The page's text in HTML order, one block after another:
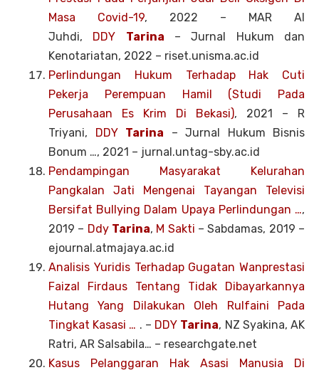
Masa Covid-19, 2022 – MAR Al
Juhdi, DDY Tarina – Jurnal Hukum dan
Kenotariatan, 2022 – riset.unisma.ac.id
Perlindungan Hukum Terhadap Hak Cuti
Pekerja Perempuan Hamil (Studi Pada
Perusahaan Es Krim Di Bekasi), 2021 – R
Triyani, DDY Tarina – Jurnal Hukum Bisnis
Bonum …, 2021 – jurnal.untag-sby.ac.id
Pendampingan Masyarakat Kelurahan
Pangkalan Jati Mengenai Tayangan Televisi
Bersifat Bullying Dalam Upaya Perlindungan …,
2019 – Ddy Tarina, M Sakti – Sabdamas, 2019 –
ejournal.atmajaya.ac.id
Analisis Yuridis Terhadap Gugatan Wanprestasi
Faizal Firdaus Tentang Tidak Dibayarkannya
Hutang Yang Dilakukan Oleh Rulfaini Pada
Tingkat Kasasi … . – DDY Tarina, NZ Syakina, AK
Ratri, AR Salsabila… – researchgate.net
Kasus Pelanggaran Hak Asasi Manusia Di